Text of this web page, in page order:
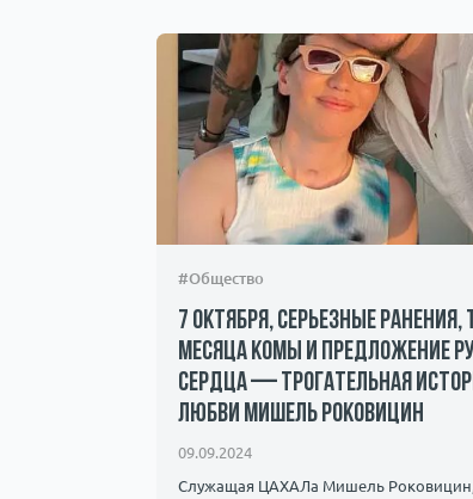
#Общество
7 октября, серьезные ранения,
месяца комы и предложение
сердца — трогательная
любви Мишель Роковицин
09.09.2024
Служащая ЦАХАЛа Мишель